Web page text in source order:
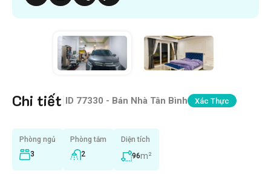
Chi tiết ID 77330 - Bán Nhà Tân Bình Xác Thực
Phòng ngủ
3
Phòng tắm
2
Diện tích
96m²